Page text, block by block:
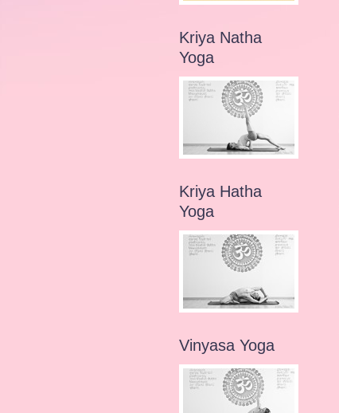
Kriya Natha
Yoga
Kriya Hatha
Yoga
Vinyasa Yoga